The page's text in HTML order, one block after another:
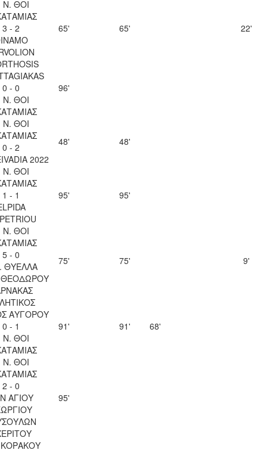
Ν. ΘΟΙ
3 - 2
65' 65' 22'
0 - 0
Ν. ΘΟΙ
96'
Ν. ΘΟΙ
0 - 2
2022
48' 48'
Ν. ΘΟΙ
1 - 1
95' 95'
Ν. ΘΟΙ
5 - 0
ΘΥΕΛΛΑ
ΘΕΟΔΩΡΟΥ
75' 75' 9'
ΑΥΓΟΡΟΥ
0 - 1
Ν. ΘΟΙ
91' 91' 68'
Ν. ΘΟΙ
2 - 0
ΑΓΙΟΥ
95'